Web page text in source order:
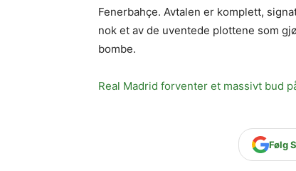
Fenerbahçe. Avtalen er komplett,
nok et av de uventede plottene som
bombe.
Real Madrid forventer et massivt bud
Følg